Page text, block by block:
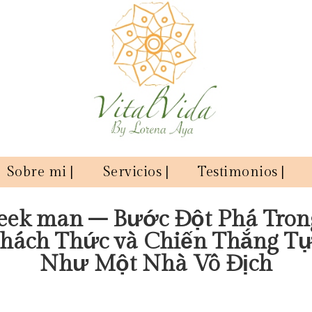
Sobre mi | Servicios | Testimonios |
man – Bước Đột Phá
Thức và Chiến Thắng
Như Một Nhà Vô Địch